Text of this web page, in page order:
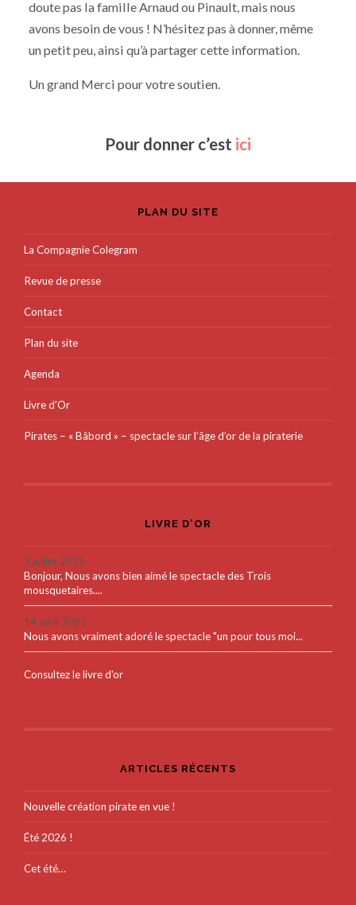
doute pas la famille Arnaud ou Pinault, mais nous
avons besoin de vous ! N’hésitez pas à donner, même
un petit peu, ainsi qu’à partager cette information.
Un grand Merci pour votre soutien.
Pour donner c’est ici
PLAN DU SITE
La Compagnie Colegram
Revue de presse
Contact
Plan du site
Agenda
Livre d’Or
Pirates – « Bâbord » – spectacle sur l’âge d’or de la piraterie
LIVRE D'OR
3 juillet 2025
Bonjour, Nous avons bien aimé le spectacle des Trois
mousquetaires....
14 avril 2025
Nous avons vraiment adoré le spectacle "un pour tous moi...
Consultez le livre d'or
ARTICLES RÉCENTS
Nouvelle création pirate en vue !
Été 2026 !
Cet été…